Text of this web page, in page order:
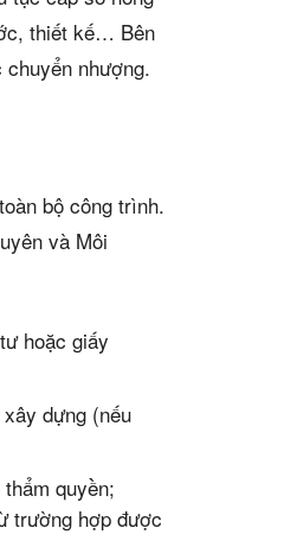
thiết kế… Bên
nhượng.
bộ công trình.
và Môi
hoặc giấy
dựng (nếu
quyền;
trường hợp được